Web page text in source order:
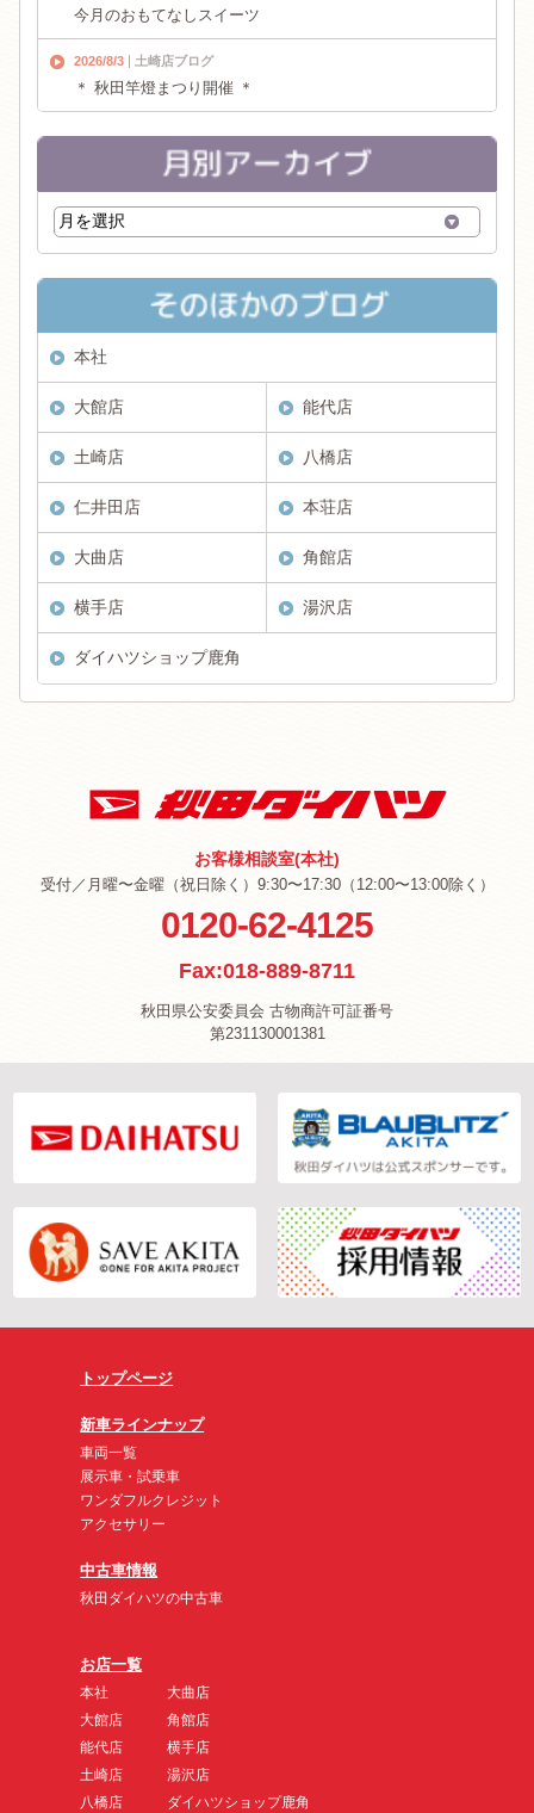
今月のおもてなしスイーツ
2026/8/3 土崎店ブログ
＊ 秋田竿燈まつり開催 ＊
本社
大館店 能代店
土崎店 八橋店
仁井田店 本荘店
大曲店 角館店
横手店 湯沢店
ダイハツショップ鹿角
お客様相談室(本社)
受付／月曜〜金曜（祝日除く）9:30〜17:30（12:00〜13:00除く）
0120-62-4125
Fax:018-889-8711
秋田県公安委員会 古物商許可証番号
第231130001381
トップページ
新車ラインナップ
車両一覧
展示車・試乗車
ワンダフルクレジット
アクセサリー
中古車情報
秋田ダイハツの中古車
お店一覧
本社
大館店
能代店
土崎店
八橋店
大曲店
角館店
横手店
湯沢店
ダイハツショップ鹿角